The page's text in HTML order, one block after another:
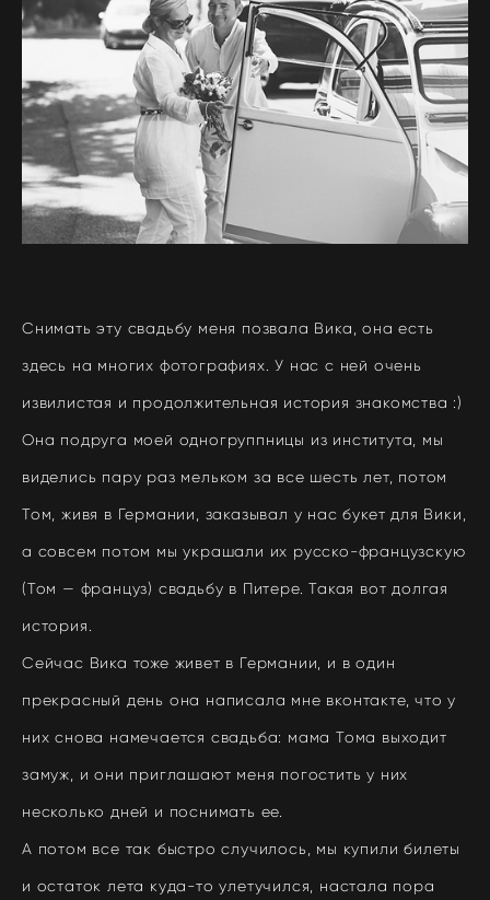
Снимать эту свадьбу меня позвала Вика, она есть
здесь на многих фотографиях. У нас с ней очень
извилистая и продолжительная история знакомства :)
Она подруга моей одногруппницы из института, мы
виделись пару раз мельком за все шесть лет, потом
Том, живя в Германии, заказывал у нас букет для Вики,
а совсем потом мы украшали их русско-французскую
(Том — француз) свадьбу в Питере. Такая вот долгая
история.
Сейчас Вика тоже живет в Германии, и в один
прекрасный день она написала мне вконтакте, что у
них снова намечается свадьба: мама Тома выходит
замуж, и они приглашают меня погостить у них
несколько дней и поснимать ее.
А потом все так быстро случилось, мы купили билеты
и остаток лета куда-то улетучился, настала пора